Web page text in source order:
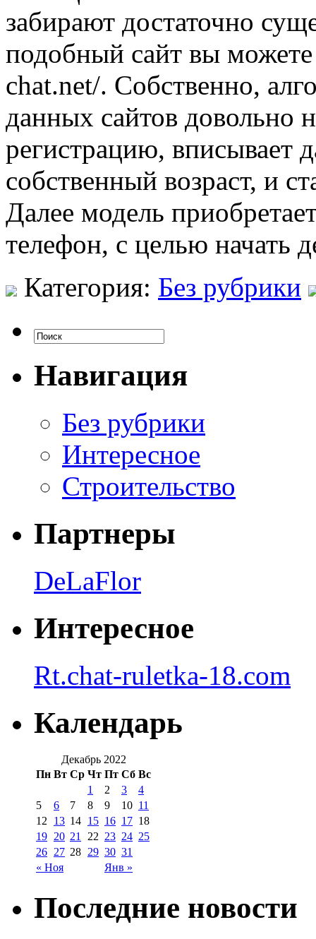
забирают достаточно
подобный сайт вы
chat.net/. Собственно,
данных сайтов довольно
регистрацию, вписывает
собственный возраст, и
Далее модель
телефон, с целью начать
Категория: Без рубрики
Навигация
Без рубрики
Интересное
Строительство
Партнеры
DeLaFlor
Интересное
Rt.chat-ruletka-18.com
Календарь
Декабрь 2022
Пн Вт Ср Чт Пт Сб Вс
« Ноя Янв »
1 2 3
4
5
6 7 8 9 10 11
12 13 14 15 16 17 18
19 20 21 22 23 24 25
26 27 28 29 30 31
Последние новости